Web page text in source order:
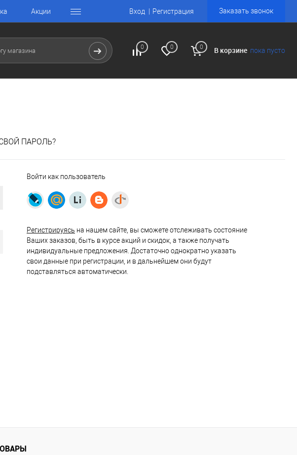
Акции Вход Регистрация Заказать звонок
0 0 0 В корзине пока пусто
ПАРОЛЬ?
Войти как пользователь
Регистрируясь на нашем сайте, вы сможете отслеживать состояние
Ваших заказов, быть в курсе акций и скидок, а также получать
индивидуальные предложения. Достаточно однократно указать
свои данные при регистрации, и в дальнейшем они будут
подставляться автоматически.